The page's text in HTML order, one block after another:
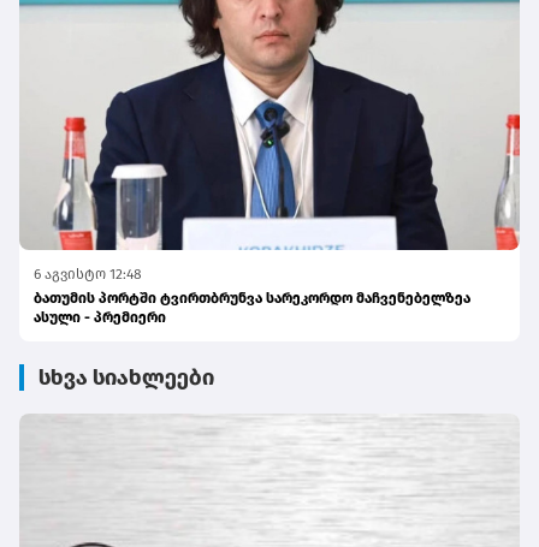
6 აგვისტო 12:48
ბათუმის პორტში ტვირთბრუნვა სარეკორდო მაჩვენებელზეა
ასული - პრემიერი
სხვა სიახლეები